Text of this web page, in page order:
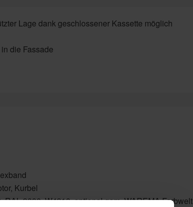
Lage dank geschlossener Kassette möglich
die Fassade
Kurbel
9006, W4916, optional gem. WAREMA Farbwelt